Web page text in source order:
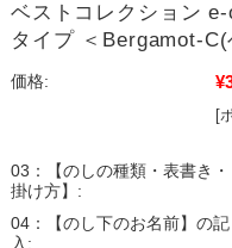
ベストコレクション
タイプ ＜Bergamot-
価格:
[
03：【のしの種類・表書き・
掛け方】:
04：【のし下のお名前】の記
入: